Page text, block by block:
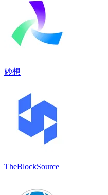
妙想
TheBlockSource